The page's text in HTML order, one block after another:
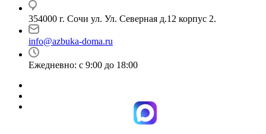
354000 г. Сочи ул. Ул. Северная д.12 корпус 2.
info@azbuka-doma.ru
Ежедневно: с 9:00 до 18:00